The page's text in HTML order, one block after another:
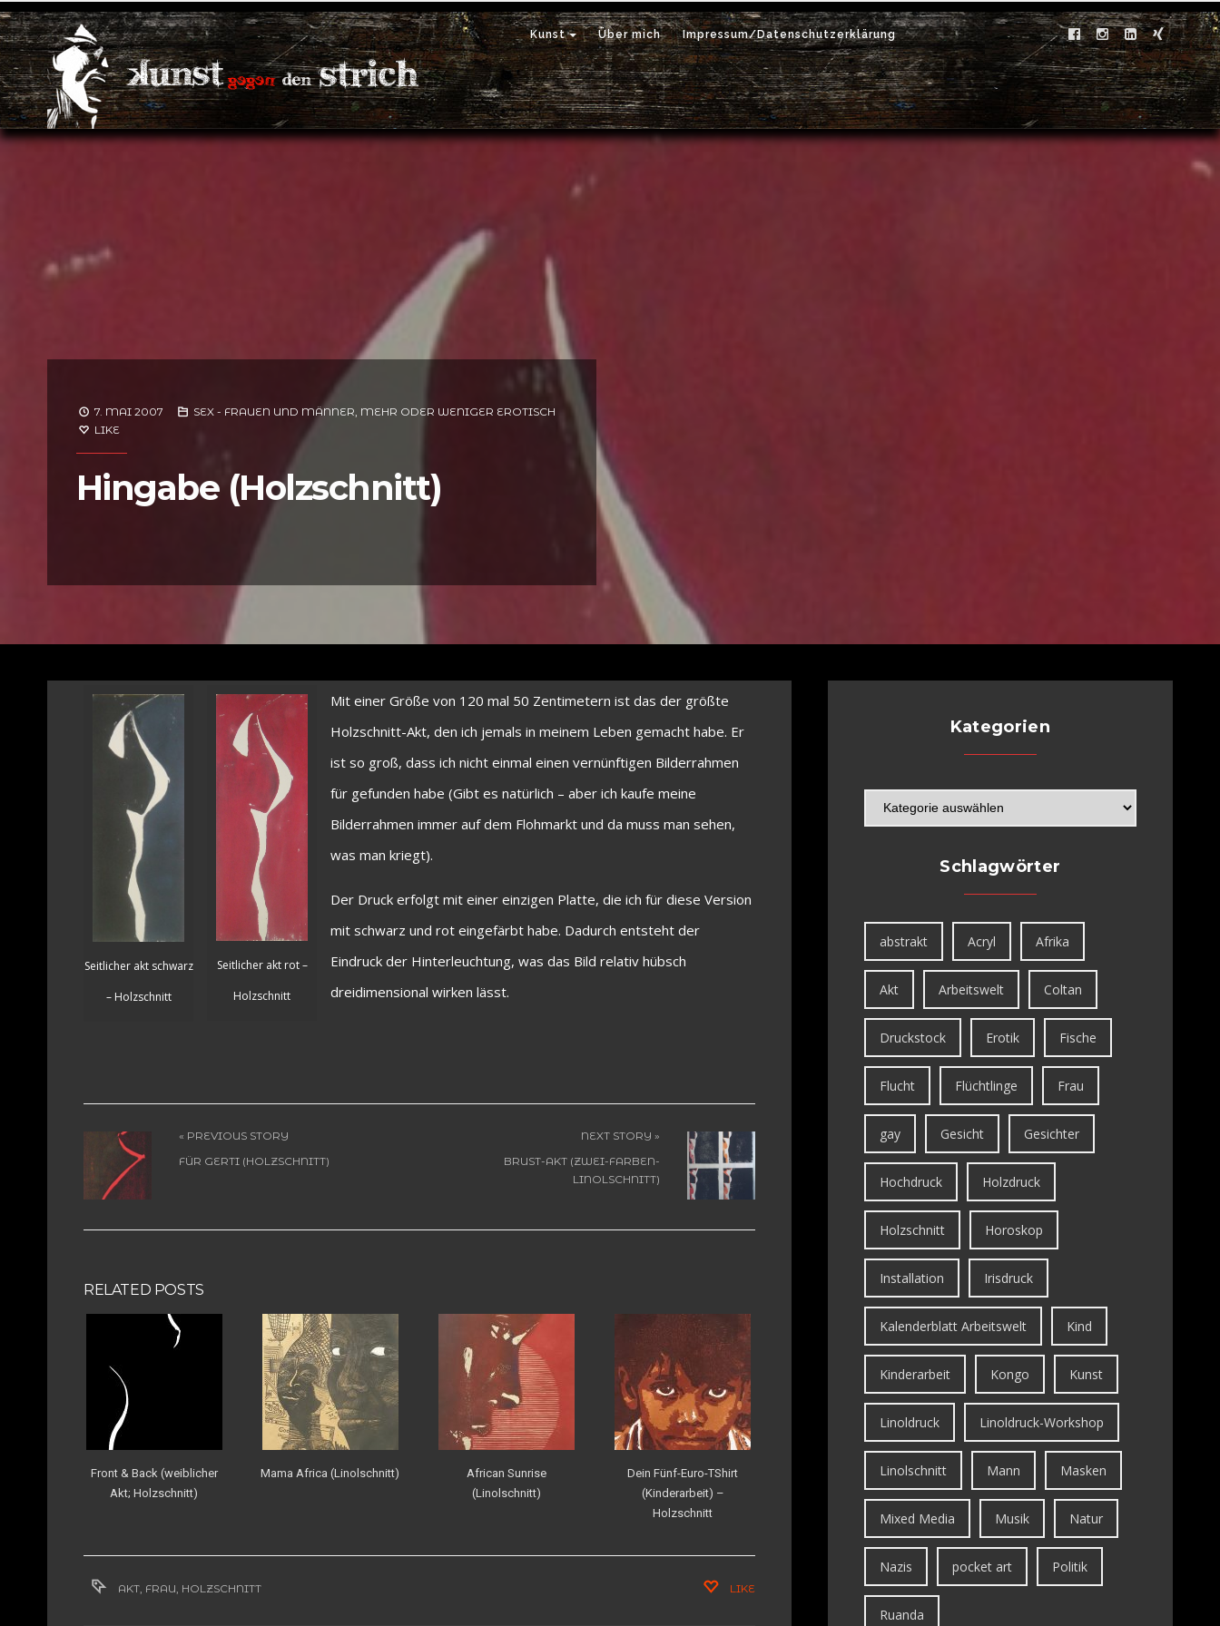
Kunst Über mich Impressum/Datenschutzerklärung
7. MAI 2007
SEX - FRAUEN UND MÄNNER, MEHR ODER WENIGER EROTISCH
LIKE
Hingabe (Holzschnitt)
Seitlicher akt schwarz
– Holzschnitt
Seitlicher akt rot –
Holzschnitt
Mit einer Größe von 120 mal 50 Zentimetern ist das der größte
Holzschnitt-Akt, den ich jemals in meinem Leben gemacht habe. Er
ist so groß, dass ich nicht einmal einen vernünftigen Bilderrahmen
für gefunden habe (Gibt es natürlich – aber ich kaufe meine
Bilderrahmen immer auf dem Flohmarkt und da muss man sehen,
was man kriegt).
Der Druck erfolgt mit einer einzigen Platte, die ich für diese Version
mit schwarz und rot eingefärbt habe. Dadurch entsteht der
Eindruck der Hinterleuchtung, was das Bild relativ hübsch
dreidimensional wirken lässt.
« PREVIOUS STORY
FÜR GERTI (HOLZSCHNITT)
NEXT STORY »
BRUST-AKT (ZWEI-FARBEN-
LINOLSCHNITT)
RELATED POSTS
Front & Back (weiblicher
Akt; Holzschnitt)
Mama Africa (Linolschnitt)
African Sunrise
(Linolschnitt)
Dein Fünf-Euro-TShirt
(Kinderarbeit) –
Holzschnitt
AKT FRAU HOLZSCHNITT LIKE
Kategorien
Schlagwörter
abstrakt Acryl Afrika
Akt Arbeitswelt Coltan
Druckstock Erotik Fische
Flucht Flüchtlinge Frau
gay Gesicht Gesichter
Hochdruck Holzdruck
Holzschnitt Horoskop
Installation Irisdruck
Kalenderblatt Arbeitswelt Kind
Kinderarbeit Kongo Kunst
Linoldruck Linoldruck-Workshop
Linolschnitt Mann Masken
Mixed Media Musik Natur
Nazis pocket art Politik
Ruanda